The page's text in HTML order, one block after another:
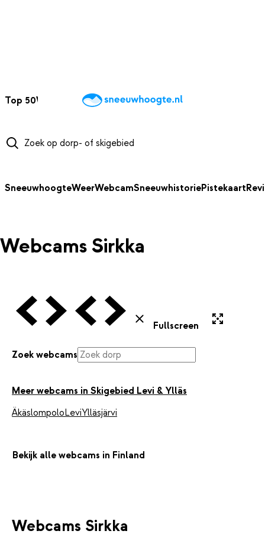
Top 50Webcams WintersportweerKaarten
SneeuwhoogteWeerWebcamSneeuwhistoriePistekaart
Webcams Sirkka
Vorige Webcam
Volgende Webcam
Vorige Webcam
Volgende Webcam
Sluiten
Fullscreen
Zoek webcams
Meer webcams in Skigebied Levi & Ylläs
ÄkäslompoloLeviYlläsjärvi
Bekijk alle webcams in Finland
Webcams Sirkka